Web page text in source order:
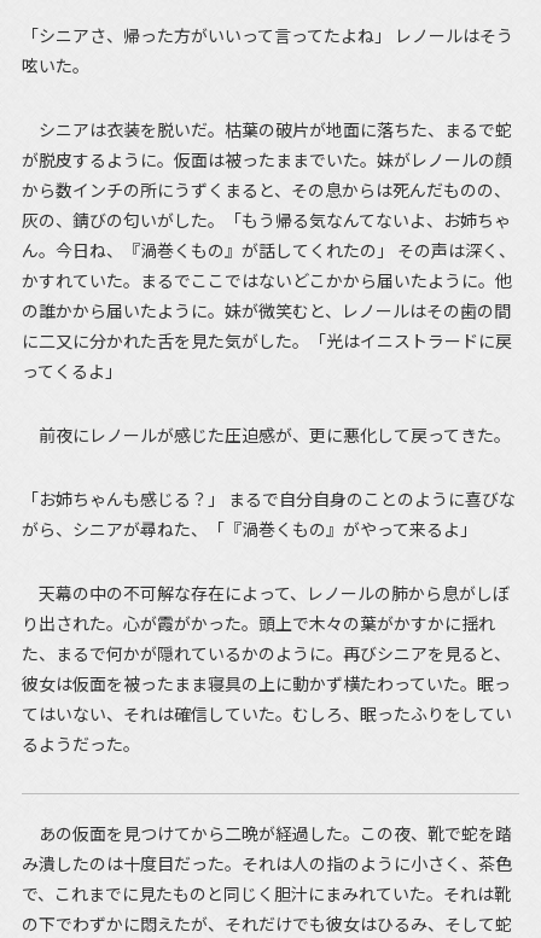
「シニアさ、帰った方がいいって言ってたよね」 レノールはそう
呟いた。
シニアは衣装を脱いだ。枯葉の破片が地面に落ちた、まるで蛇
が脱皮するように。仮面は被ったままでいた。妹がレノールの顔
から数インチの所にうずくまると、その息からは死んだものの、
灰の、錆びの匂いがした。「もう帰る気なんてないよ、お姉ちゃ
ん。今日ね、『渦巻くもの』が話してくれたの」 その声は深く、
かすれていた。まるでここではないどこかから届いたように。他
の誰かから届いたように。妹が微笑むと、レノールはその歯の間
に二又に分かれた舌を見た気がした。「光はイニストラードに戻
ってくるよ」
前夜にレノールが感じた圧迫感が、更に悪化して戻ってきた。
「お姉ちゃんも感じる？」 まるで自分自身のことのように喜びな
がら、シニアが尋ねた、「『渦巻くもの』がやって来るよ」
天幕の中の不可解な存在によって、レノールの肺から息がしぼ
り出された。心が霞がかった。頭上で木々の葉がかすかに揺れ
た、まるで何かが隠れているかのように。再びシニアを見ると、
彼女は仮面を被ったまま寝具の上に動かず横たわっていた。眠っ
てはいない、それは確信していた。むしろ、眠ったふりをしてい
るようだった。
あの仮面を見つけてから二晩が経過した。この夜、靴で蛇を踏
み潰したのは十度目だった。それは人の指のように小さく、茶色
で、これまでに見たものと同じく胆汁にまみれていた。それは靴
の下でわずかに悶えたが、それだけでも彼女はひるみ、そして蛇